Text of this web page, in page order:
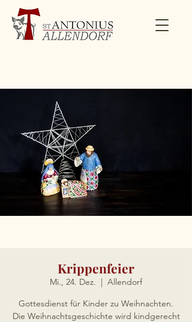
Krippenfeier
Mi., 24. Dez.
  |
Allendorf
Gottesdienst für Kinder zu Weihnachten.
Die Weihnachtsgeschichte wird kindgerecht